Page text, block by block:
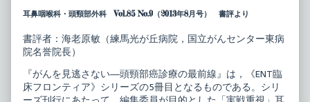
テ
ア
が
ん
見
逃
さ
of
床
フ
ン
テ
ィ
耳鼻咽喉科・頭頸部外科 Vol.85 No.9（2013年8月号） 書評より
書評者：海老原敏（練馬光が丘病院，国立がんセンター東病
院名誉院長）
『がんを見逃さない―頭頸部癌診療の最前線』は，《ENT臨
床フロンティア》シリーズの5冊目となるものである。シリ